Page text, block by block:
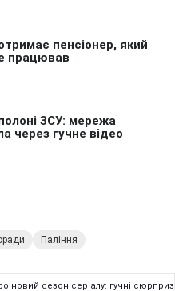
Паління
новий сезон серіалу: гучні